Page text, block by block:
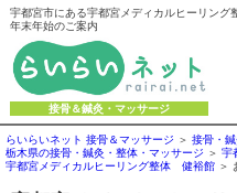
宇都宮市にある宇都宮メディカルヒーリン
年末年始のご案内
接骨＆鍼灸・マッサージ
らいらいネット 接骨＆マッサージ
接骨・
栃木県の接骨・鍼灸・整体・マッサージ
宇
宇都宮メディカルヒーリング整体 健裕館